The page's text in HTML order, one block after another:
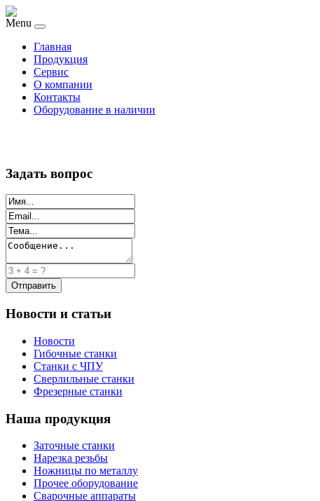
Menu
Главная
Продукция
Сервис
О компании
Контакты
Оборудование в наличии
Задать вопрос
Новости и статьи
Новости
Гибочные станки
Станки с ЧПУ
Сверлильные станки
Фрезерные станки
Наша продукция
Заточные станки
Нарезка резьбы
Ножницы по металлу
Прочее оборудование
Сварочные аппараты